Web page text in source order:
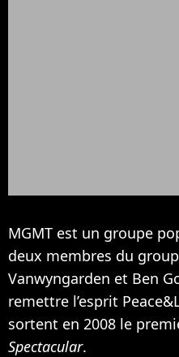
MGMT est un groupe
deux membres du
Vanwyngarden et Ben
remettre l’esprit
sortent en 2008 le
Spectacular.